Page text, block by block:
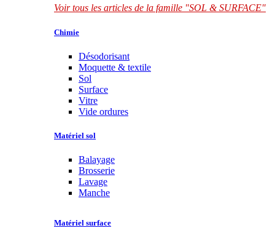
Voir tous les articles de la famille "SOL & SURFACE"
Chimie
Désodorisant
Moquette & textile
Sol
Surface
Vitre
Vide ordures
Matériel sol
Balayage
Brosserie
Lavage
Manche
Matériel surface